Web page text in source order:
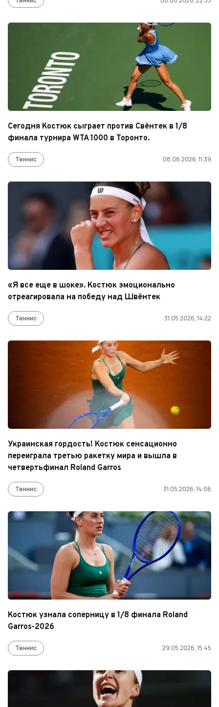
Сегодня Костюк сыграет против Свёнтек в 1/8
финала турнира WTA 1000 в Торонто.
Теннис 08.08.2026, 11:39
«Я все еще в шоке». Костюк эмоционально
отреагировала на победу над Швёнтек
Теннис 31.05.2026, 14:22
Украинская гордость! Костюк сенсационно
переиграла третью ракетку мира и вышла в
четвертьфинал Roland Garros
Теннис 31.05.2026, 14:06
Костюк узнала соперницу в 1/8 финала Roland
Garros-2026
Теннис 29.05.2026, 15:45